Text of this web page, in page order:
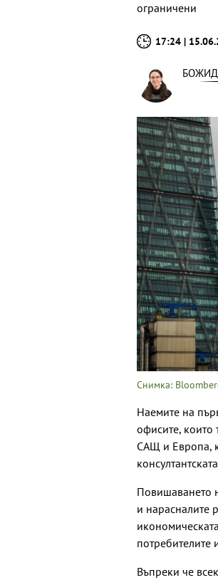
ограничени
17:24 |
Снимка:
Наемите на
офисите, които
САЩ и Европа,
Повишаването
и нарасналите
потребителите
Въпреки че